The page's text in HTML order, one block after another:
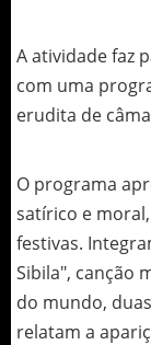
A atividade faz
com uma
erudita de
O programa
satírico e
festivas.
Sibila", canção
do mundo,
relatam a